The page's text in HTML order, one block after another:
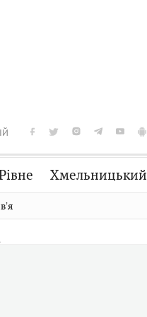
Хмельницький
Словко